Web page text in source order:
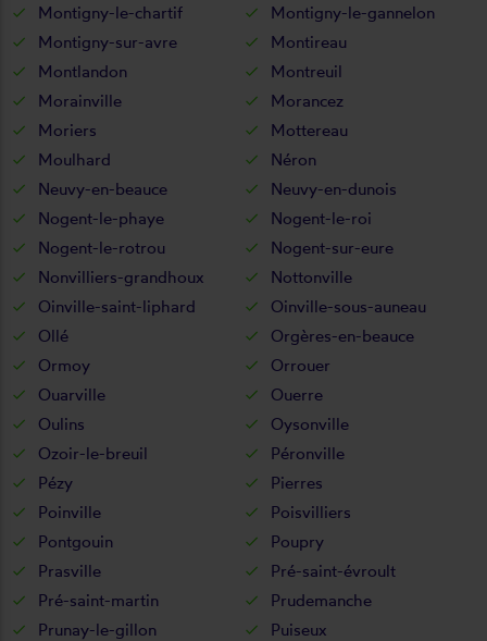
Montigny-le-chartif
Montigny-le-gannelon
Montigny-sur-avre
Montireau
Montlandon
Montreuil
Morainville
Morancez
Moriers
Mottereau
Moulhard
Néron
Neuvy-en-beauce
Neuvy-en-dunois
Nogent-le-phaye
Nogent-le-roi
Nogent-le-rotrou
Nogent-sur-eure
Nonvilliers-grandhoux
Nottonville
Oinville-saint-liphard
Oinville-sous-auneau
Ollé
Orgères-en-beauce
Ormoy
Orrouer
Ouarville
Ouerre
Oulins
Oysonville
Ozoir-le-breuil
Péronville
Pézy
Pierres
Poinville
Poisvilliers
Pontgouin
Poupry
Prasville
Pré-saint-évroult
Pré-saint-martin
Prudemanche
Prunay-le-gillon
Puiseux